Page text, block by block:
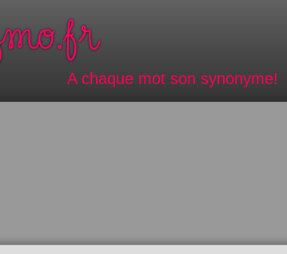
A chaque mot son synonyme!